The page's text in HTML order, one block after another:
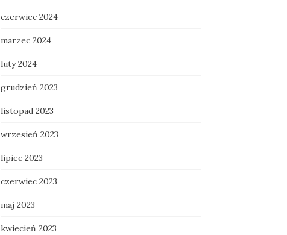
czerwiec 2024
marzec 2024
luty 2024
grudzień 2023
listopad 2023
wrzesień 2023
lipiec 2023
czerwiec 2023
maj 2023
kwiecień 2023